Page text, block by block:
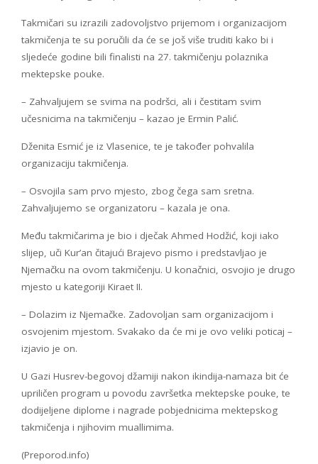
Takmičari su izrazili zadovoljstvo prijemom i organizacijom
takmičenja te su poručili da će se još više truditi kako bi i
sljedeće godine bili finalisti na 27. takmičenju polaznika
mektepske pouke.
– Zahvaljujem se svima na podršci, ali i čestitam svim
učesnicima na takmičenju – kazao je Ermin Palić.
Dženita Esmić je iz Vlasenice, te je također pohvalila
organizaciju takmičenja.
– Osvojila sam prvo mjesto, zbog čega sam sretna.
Zahvaljujemo se organizatoru – kazala je ona.
Među takmičarima je bio i dječak Ahmed Hodžić, koji iako
slijep, uči Kur’an čitajući Brajevo pismo i predstavljao je
Njemačku na ovom takmičenju. U konačnici, osvojio je drugo
mjesto u kategoriji Kiraet II.
– Dolazim iz Njemačke. Zadovoljan sam organizacijom i
osvojenim mjestom. Svakako da će mi je ovo veliki poticaj –
izjavio je on.
U Gazi Husrev-begovoj džamiji nakon ikindija-namaza bit će
upriličen program u povodu završetka mektepske pouke, te
dodijeljene diplome i nagrade pobjednicima mektepskog
takmičenja i njihovim muallimima.
(Preporod.info)